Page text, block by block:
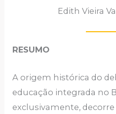
Edith Vieira
RESUMO
A origem histórica do
educação integrada no
exclusivamente, decorre